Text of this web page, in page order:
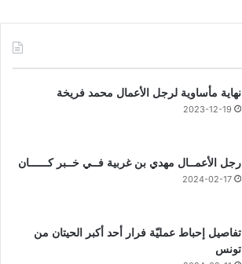
نهاية مأساوية لرجل الأعمال محمد فريخة
2023-12-19
رجل الأعمــال مهدي بن غربية فــي خــبر كــــــان
2024-02-17
تفاصيل إحباط عمليّة فرار أحد أكبر الحيتان من
تونس